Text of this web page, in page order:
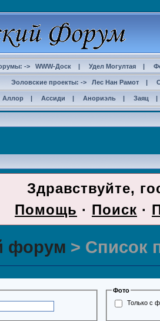
-> WWW-Доск | Удел Могултая |
Эоловские проекты: -> Лес Нан Рамот |
Аллор | Ассиди | Анориэль | Заяц
Здравствуйте,
Помощь · Поиск ·
форум > Список
Фото
Только с